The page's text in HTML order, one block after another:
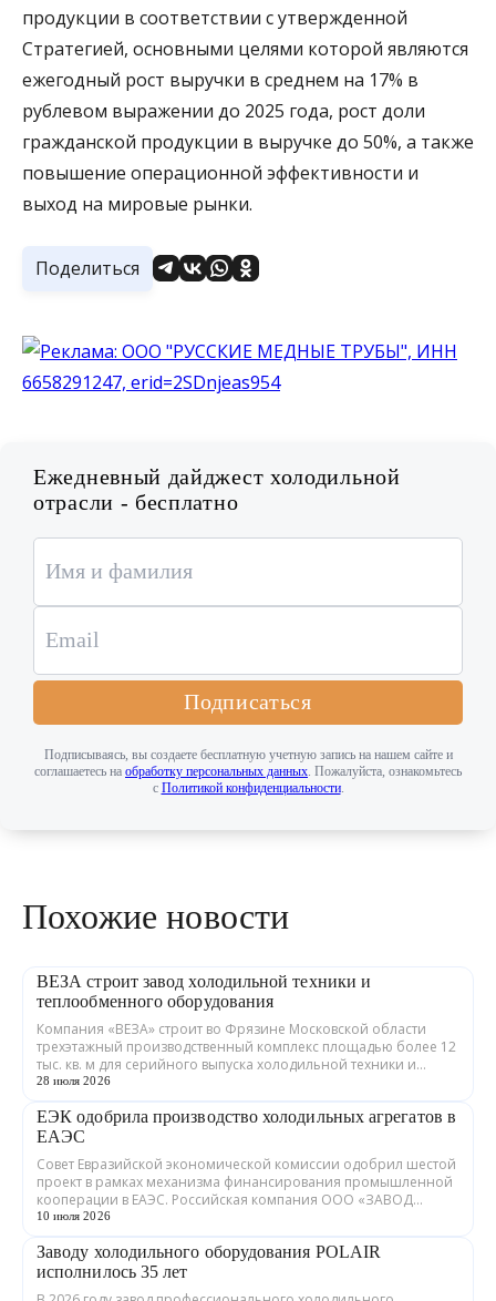
продукции в соответствии с утвержденной
Стратегией, основными целями которой являются
ежегодный рост выручки в среднем на 17% в
рублевом выражении до 2025 года, рост доли
гражданской продукции в выручке до 50%, а также
повышение операционной эффективности и
выход на мировые рынки.
Поделиться
Ежедневный дайджест холодильной
отрасли - бесплатно
Подписаться
Подписываясь, вы создаете бесплатную учетную запись на нашем сайте и
соглашаетесь на обработку персональных данных . Пожалуйста, ознакомьтесь
с Политикой конфиденциальности.
Похожие новости
ВЕЗА строит завод холодильной техники и
теплообменного оборудования
Компания «ВЕЗА» строит во Фрязине Московской области
трехэтажный производственный комплекс площадью более 12
тыс. кв. м для серийного выпуска холодильной техники и
теплообменного оборудования. ...
28 июля 2026
ЕЭК одобрила производство холодильных агрегатов в
ЕАЭС
Совет Евразийской экономической комиссии одобрил шестой
проект в рамках механизма финансирования промышленной
кооперации в ЕАЭС. Российская компания ООО «ЗАВОД
ГРАДИЕНТ» совместно с предприятия...
10 июля 2026
Заводу холодильного оборудования POLAIR
исполнилось 35 лет